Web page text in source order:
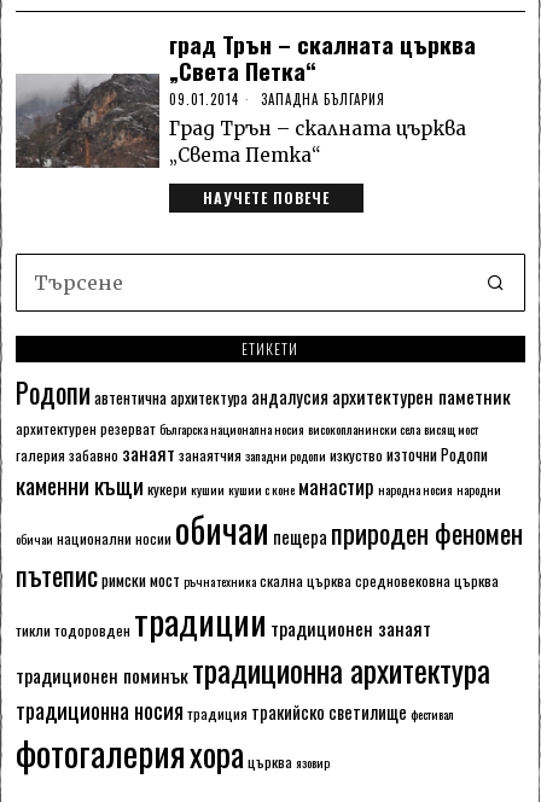
град Трън – скалната църква
„Света Петка“
09.01.2014 ЗАПАДНА БЪЛГАРИЯ
Град Трън – скалната църква
„Света Петка“
НАУЧЕТЕ ПОВЕЧЕ
ЕТИКЕТИ
Родопи автентична архитектура андалусия архитектурен паметник
архитектурен резерват българска национална носия високопланински села висящ мост
галерия забавно занаят занаятчия западни родопи изкуство източни Родопи
каменни къщи кукери кушии кушии с коне манастир народна носия народни
обичаи национални носии обичаи пещера природен феномен
пътеписримски мост ръчна техника скална църква средновековна църква
тикли тодоровден традиции традиционен занаят
традиционен поминъктрадиционна архитектура
традиционна носия традиция тракийско светилище фестивал
фотогалерияхора църква язовир